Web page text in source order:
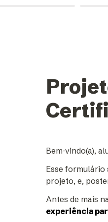
Bem-vindo(a),
Esse formulário
projeto, e,
Antes de mais
experiência